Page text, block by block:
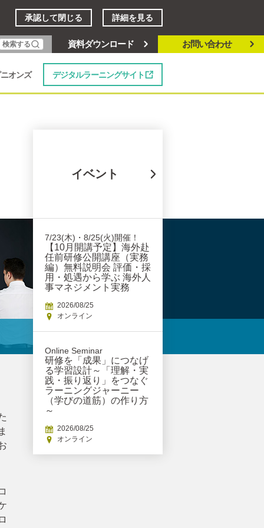
承認して閉じる 詳細を見る
検索する 資料ダウンロード お問い合わせ
オンズ デジタルラーニングサイト
イベント
7/23(木)・8/25(火)開催！
【10月開講予定】海外赴
任前研修公開講座（実務
編）無料説明会 評価・採
用・処遇から学ぶ 海外人
事マネジメント実務
2026/08/25
オンライン
Online Seminar
研修を「成果」につなげ
る学習設計～「理解・実
践・振り返り」をつなぐ
ラーニングジャーニー
（学びの道筋）の作り方
～
2026/08/25
オンライン